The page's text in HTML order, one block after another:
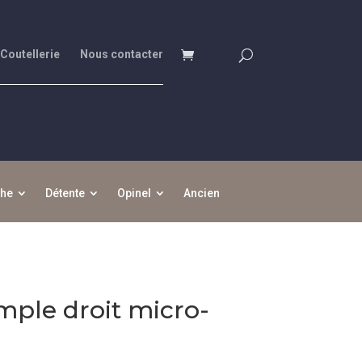
Coutellerie Nous contacter
Détente Opinel Ancien
droit micro-